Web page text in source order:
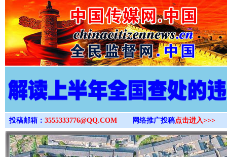
>
投稿邮箱： 3555333776@QQ.COM 网络推广投稿点击进入>>>